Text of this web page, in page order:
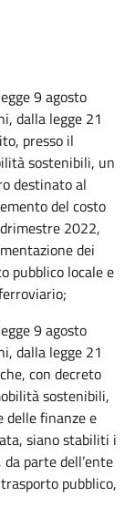
9 agosto
dalla legge 21
presso il
sostenibili, un
destinato al
del costo
2022,
dei
pubblico locale e
9 agosto
dalla legge 21
con decreto
sostenibili,
delle finanze e
siano stabiliti i
parte dell’ente
pubblico,